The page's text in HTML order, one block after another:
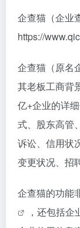
企查猫（企业
https://
企查猫（原名
其老板工商背
亿+企业的详
式、股东高管
诉讼、信用状
变更状况、招
企查猫的功能
，还包括